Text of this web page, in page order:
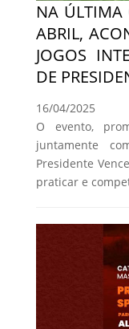
NA ÚLTIMA
ABRIL,
JOGOS
DE
16/04/2025
O evento,
juntamente
Presidente
praticar e